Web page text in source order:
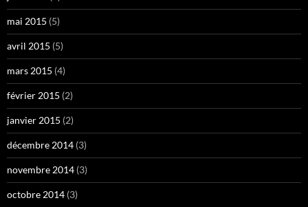
mai 2015 (5)
avril 2015 (5)
mars 2015 (4)
février 2015 (2)
janvier 2015 (2)
décembre 2014 (3)
novembre 2014 (3)
octobre 2014 (3)